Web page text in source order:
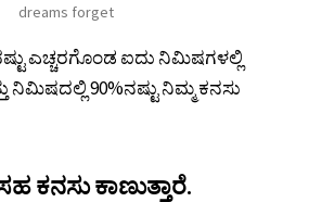
dreams forget
ಎಚ್ಚರಗೊಂಡ ಐದು ನಿಮಿಷಗಳಲ್ಲಿ
ನಿಮಿಷದಲ್ಲಿ 90%ನಷ್ಟು ನಿಮ್ಮ ಕನಸು
ಕನಸು ಕಾಣುತ್ತಾರೆ.